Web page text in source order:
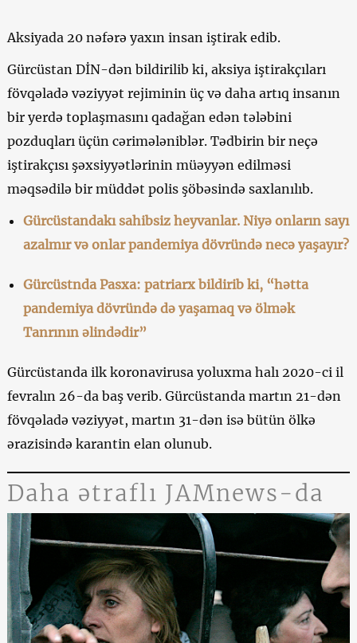
Aksiyada 20 nəfərə yaxın insan iştirak edib.
Gürcüstan DİN-dən bildirilib ki, aksiya iştirakçıları
fövqəladə vəziyyət rejiminin üç və daha artıq insanın
bir yerdə toplaşmasını qadağan edən tələbini
pozduqları üçün cərimələniblər. Tədbirin bir neçə
iştirakçısı şəxsiyyətlərinin müəyyən edilməsi
məqsədilə bir müddət polis şöbəsində saxlanılıb.
Gürcüstandakı sahibsiz heyvanlar. Niyə onların sayı
azalmır və onlar pandemiya dövründə necə yaşayır?
Gürcüstnda Pasxa: patriarx bildirib ki, “hətta
pandemiya dövründə də yaşamaq və ölmək
Tanrının əlindədir”
Gürcüstanda ilk koronavirusa yoluxma halı 2020-ci il
fevralın 26-da baş verib. Gürcüstanda martın 21-dən
fövqəladə vəziyyət, martın 31-dən isə bütün ölkə
ərazisində karantin elan olunub.
Daha ətraflı JAMnews-da